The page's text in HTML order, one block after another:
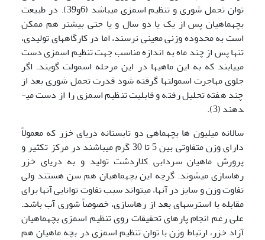
توان تحمل شوری و تنظیم اسمزی می­باشد (6و39). در طبیعت
بچه­ماهیان پس از یک یا دو سال و یا حتی بیشتر هم ممکن
است به محدوده وزنی معینی نرسند، اما در کارگاههای تولیدی،
تنها پس از چند ماه به اندازه مناسب جهت تنظیم اسمزی دست
می­یابند که به این ماهی­ها در این مرحله اسمولت گویند. اگر
جلوی مهاجرت اسمولت­ها گرفته شود قدرت تحمل شوری بعد از
چند هفته تحلیل رفته و قابلیت تنظیم اسمزی را از دست می­
دهند (3).
سالانه میلیون ها بچه­ماهی دو تابستانه دریای خزر که معمولاً
دارای وزن متفاوتی بین 5 تا 30 گرم می­باشند در مرکز تکثیر و
پرورش ماهیان سردابی کلاردشت تولید و به دریای خزر
رهاسازی می­شوند. گرچه این بچه­ماهیان هم سن هستند ولی
تفاوت وزن و سایز در آنها، می­تواند سبب تفاوت توانایی آنها برای
مقابله با استرس­های بعد از رهاسازی، خصوصاً شوری آب باشد.
علی رغم انجام پاره­ای تحقیقات روی تنظیم اسمزی بچه­ماهیان
آزاد خزر، ارتباط وزن با توان تنظیم اسمزی در بچه ماهیان هم